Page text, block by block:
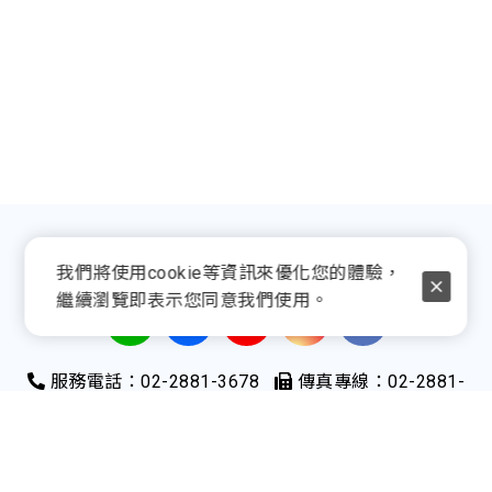
服務電話：02-2881-3678
傳真專線：02-2881-
我們將使用cookie等資訊來優化您的體驗，
繼續瀏覽即表示您同意我們使用。